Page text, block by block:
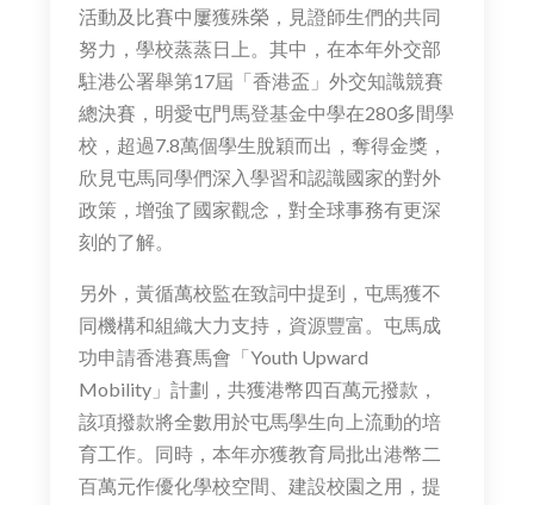
活動及比賽中屢獲殊榮，見證師生們的共同
努力，學校蒸蒸日上。其中，在本年外交部
駐港公署舉第17屆「香港盃」外交知識競賽
總決賽，明愛屯門馬登基金中學在280多間學
校，超過7.8萬個學生脫穎而出，奪得金獎，
欣見屯馬同學們深入學習和認識國家的對外
政策，增強了國家觀念，對全球事務有更深
刻的了解。
另外，黃循萬校監在致詞中提到，屯馬獲不
同機構和組織大力支持，資源豐富。屯馬成
功申請香港賽馬會「Youth Upward
Mobility」計劃，共獲港幣四百萬元撥款，
該項撥款將全數用於屯馬學生向上流動的培
育工作。同時，本年亦獲教育局批出港幣二
百萬元作優化學校空間、建設校園之用，提